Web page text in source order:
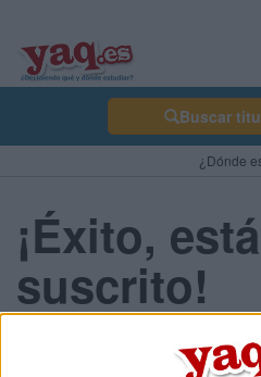
Buscar
¿Dónde
¡Éxito,
suscrito!